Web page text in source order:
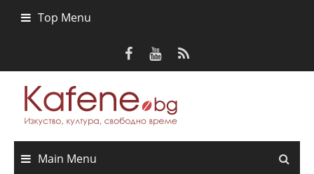
Top Menu
Main Menu